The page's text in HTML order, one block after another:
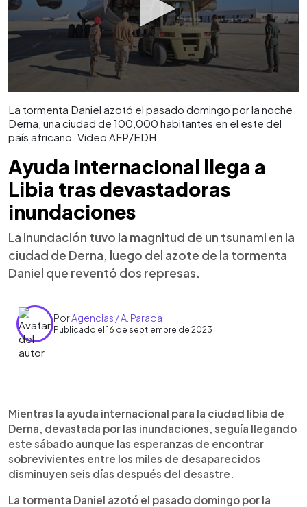
La tormenta Daniel azotó el pasado domingo por la noche
Derna, una ciudad de 100,000 habitantes en el este del
país africano. Video AFP/EDH
Ayuda internacional llega a
Libia tras devastadoras
inundaciones
La inundación tuvo la magnitud de un tsunami en la
ciudad de Derna, luego del azote de la tormenta
Daniel que reventó dos represas.
PorAgencias / A. Parada
Publicado el 16 de septiembre de 2023
Escuchar artículo
Mientras la ayuda internacional para la ciudad libia de
Derna, devastada por las inundaciones, seguía llegando
este sábado aunque las esperanzas de encontrar
sobrevivientes entre los miles de desaparecidos
disminuyen seis días después del desastre.
La tormenta Daniel azotó el pasado domingo por la